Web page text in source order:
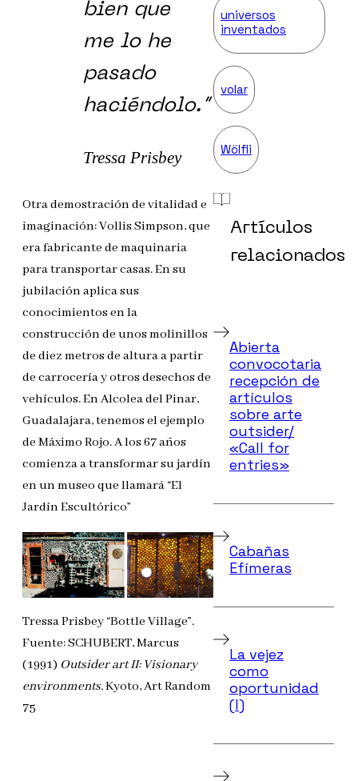
bien que
me lo he
pasado
haciéndolo.”
Tressa Prisbey
Otra demostración de vitalidad e
imaginación: Vollis Simpson, que
era fabricante de maquinaria
para transportar casas. En su
jubilación aplica sus
conocimientos en la
construcción de unos molinillos
de diez metros de altura a partir
de carrocería y otros desechos de
vehículos. En Alcolea del Pinar,
Guadalajara, tenemos el ejemplo
de Máximo Rojo. A los 67 años
comienza a transformar su jardín
en un museo que llamará “El
Jardín Escultórico”
Tressa Prisbey “Bottle Village”.
Fuente: SCHUBERT, Marcus
(1991) Outsider art II: Visionary
environments.Kyoto, Art Random
75
universos
inventados
volar
Wölfli
Artículos
relacionados
Abierta
convocotaria
recepción de
artículos
sobre arte
outsider/
«Call for
entries»
Cabañas
Efímeras
La vejez
como
oportunidad
(I)